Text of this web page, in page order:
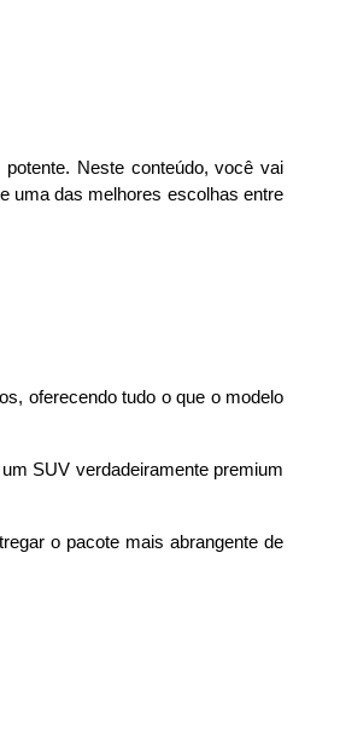
Neste conteúdo, você vai
uma das melhores escolhas entre
oferecendo tudo o que o modelo
SUV verdadeiramente premium
o pacote mais abrangente de